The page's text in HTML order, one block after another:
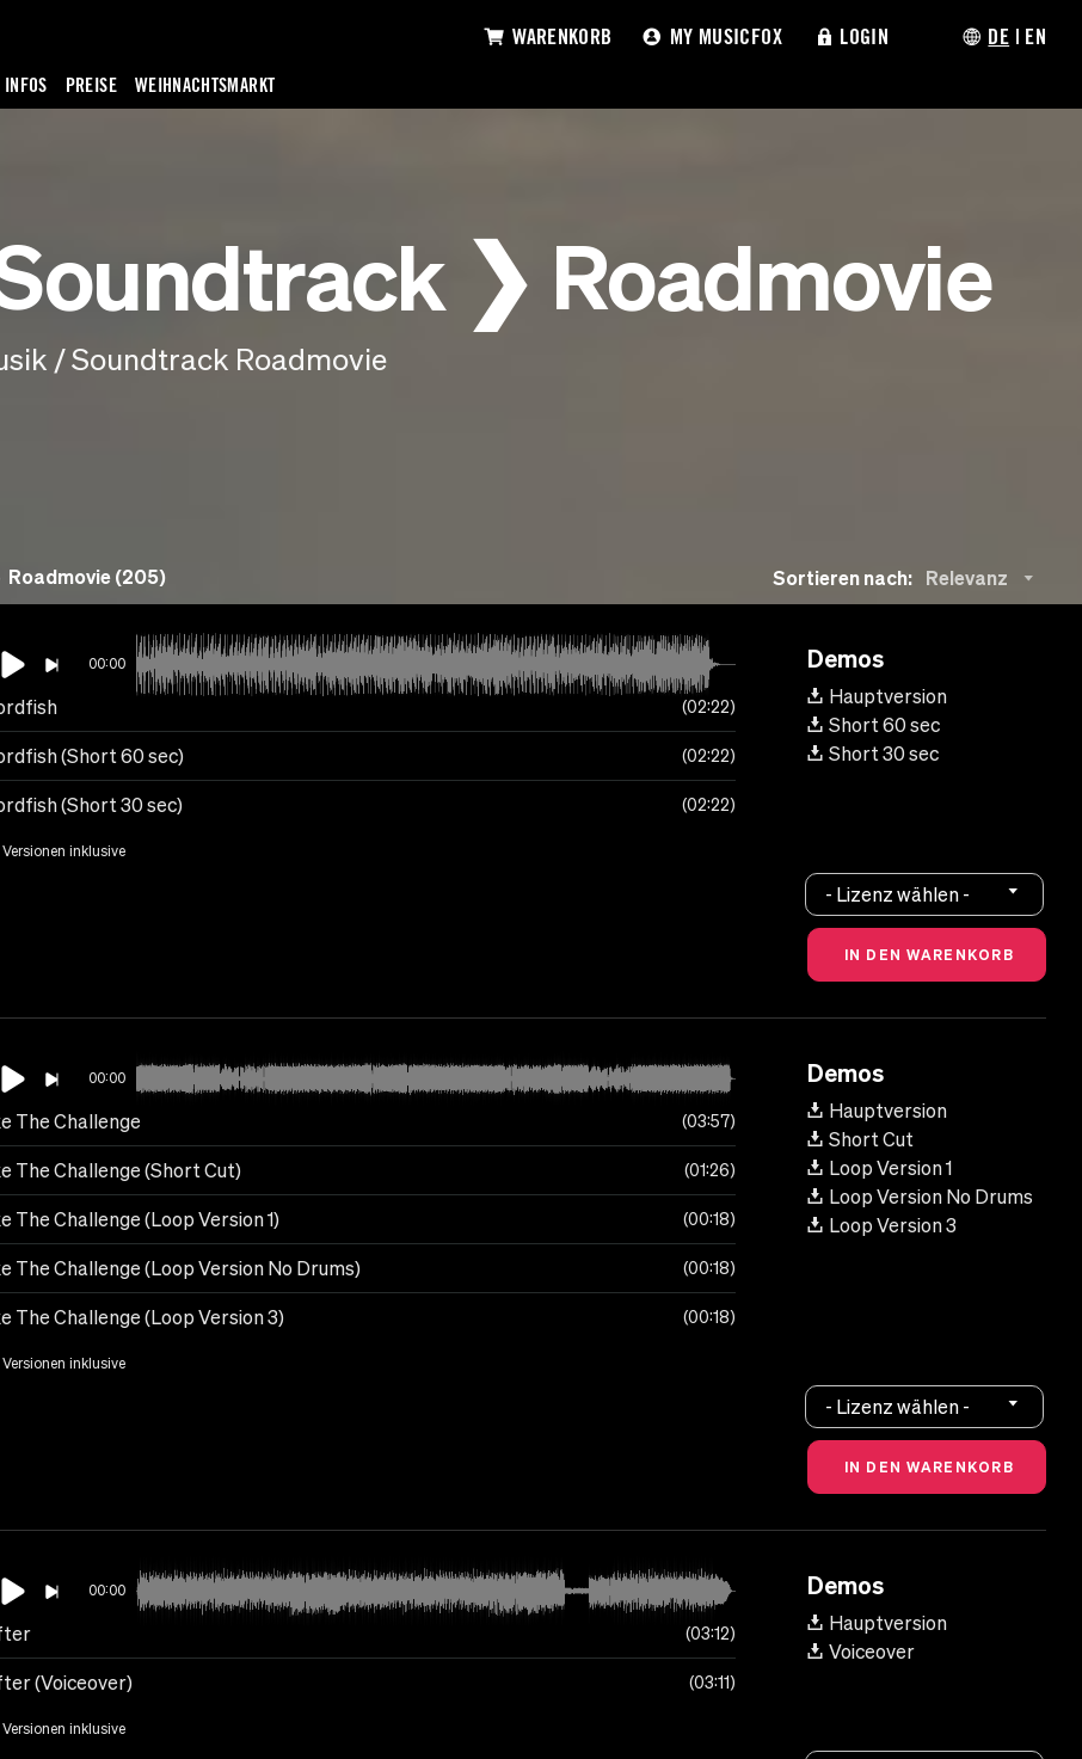
INFOS PREISE WEIHNACHTSMARKT
WARENKORB MY MUSICFOX LOGIN DE | EN
❯ Roadmovie
/ Soundtrack Roadmovie
Roadmovie (205) Sortieren nach: Relevanz
00:00
02:22
(Short 60 sec) 02:22
(Short 30 sec) 02:22
inklusive
Demos
Hauptversion
Short 60 sec
Short 30 sec
- Lizenz wählen -
00:00
The Challenge 03:57
The Challenge (Short Cut) 01:26
The Challenge (Loop Version 1) 00:18
The Challenge (Loop Version No Drums) 00:18
The Challenge (Loop Version 3) 00:18
inklusive
Demos
Hauptversion
Short Cut
Loop Version 1
Loop Version No Drums
Loop Version 3
- Lizenz wählen -
00:00
03:12
(Voiceover) 03:11
inklusive
Demos
Hauptversion
Voiceover